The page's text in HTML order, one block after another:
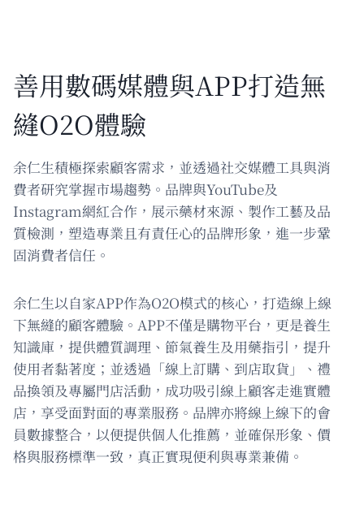
善用數碼媒體與APP打造無
縫O2O體驗
余仁生積極探索顧客需求，並透過社交媒體工具與消
費者研究掌握市場趨勢。品牌與YouTube及
Instagram網紅合作，展示藥材來源、製作工藝及品
質檢測，塑造專業且有責任心的品牌形象，進一步鞏
固消費者信任。
余仁生以自家APP作為O2O模式的核心，打造線上線
下無縫的顧客體驗。APP不僅是購物平台，更是養生
知識庫，提供體質調理、節氣養生及用藥指引，提升
使用者黏著度；並透過「線上訂購、到店取貨」、禮
品換領及專屬門店活動，成功吸引線上顧客走進實體
店，享受面對面的專業服務。品牌亦將線上線下的會
員數據整合，以便提供個人化推薦，並確保形象、價
格與服務標準一致，真正實現便利與專業兼備。